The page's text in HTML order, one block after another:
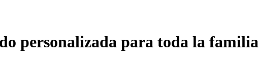
personalizada para toda la familia